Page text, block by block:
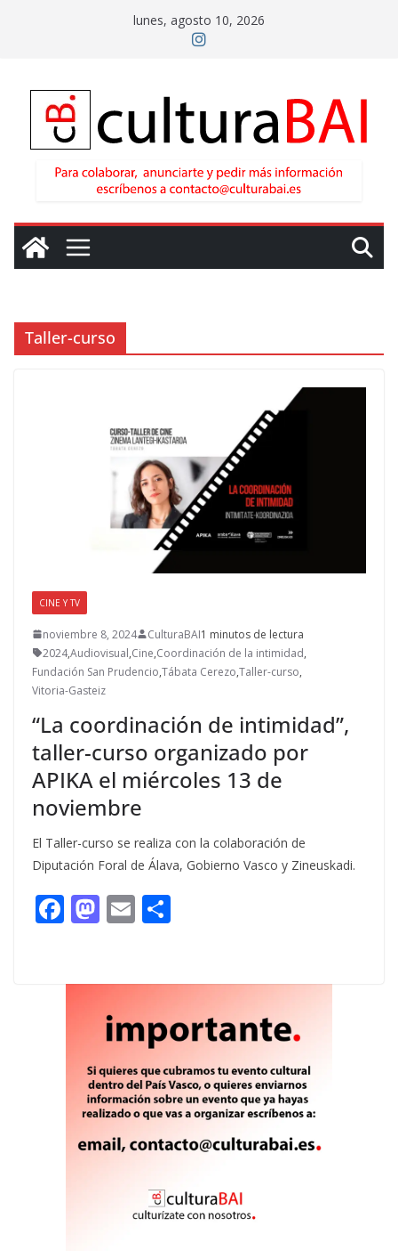
lunes, agosto 10, 2026
Taller-curso
CINE Y TV
noviembre 8, 2024 CulturaBAI1 minutos de lectura
2024,Audiovisual,Cine,Coordinación de la intimidad,
Fundación San Prudencio,Tábata Cerezo,Taller-curso,
Vitoria-Gasteiz
“La coordinación de intimidad”,
taller-curso organizado por
APIKA el miércoles 13 de
noviembre
El Taller-curso se realiza con la colaboración de
Diputación Foral de Álava, Gobierno Vasco y Zineuskadi.
F
b
M
d
o
n
E
l p
ar
ti
r